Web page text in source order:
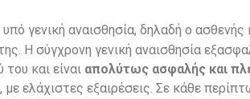
γενική αναισθησία, δηλαδή ο ασθενής
Η σύγχρονη γενική αναισθησία
και είναι απολύτως ασφαλής και
ελάχιστες εξαιρέσεις. Σε κάθε